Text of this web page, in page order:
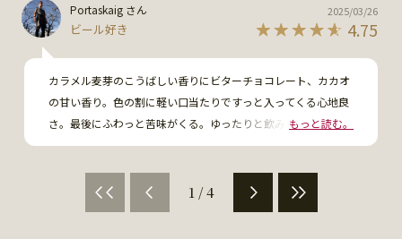
Portaskaig さん
ビール好き 4.75
2025/03/26
カラメル麦芽のこうばしい香りにビターチョコレート、カカオ
の甘い香り。色の割に軽い口当たりですっと入ってくる心地良
さ。最後にふわっと苦味がくる。ゆったりと飲みたいですね。
アンバーエールは、これがお勧め。
もっと読む。
1 / 4